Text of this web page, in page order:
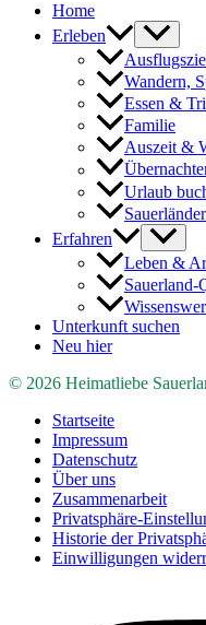
Home
Erleben
Wandern,
Essen &
Familie
Auszeit &
Urlaub
Erfahren
Leben &
Sauerland-
Unterkunft suchen
Neu hier
© 2026 Heimatliebe
Startseite
Impressum
Datenschutz
Über uns
Zusammenarbeit
Privatsphäre-
Historie der
Einwilligungen